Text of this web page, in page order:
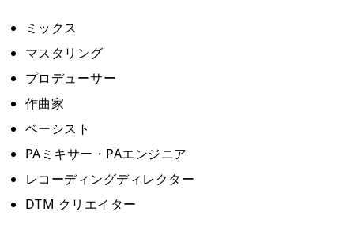
ミックス
マスタリング
プロデューサー
作曲家
ベーシスト
PAミキサー・PAエンジニア
レコーディングディレクター
DTM クリエイター